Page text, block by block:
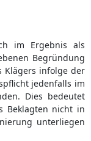
im Ergebnis als
Begründung
Klägers infolge der
jedenfalls im
Dies bedeutet
Beklagten nicht in
unterliegen